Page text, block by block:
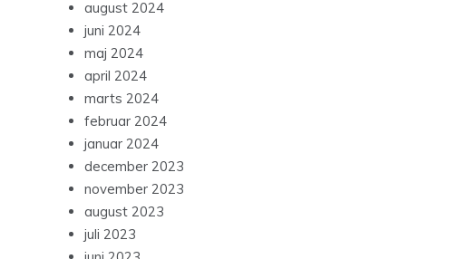
august 2024
juni 2024
maj 2024
april 2024
marts 2024
februar 2024
januar 2024
december 2023
november 2023
august 2023
juli 2023